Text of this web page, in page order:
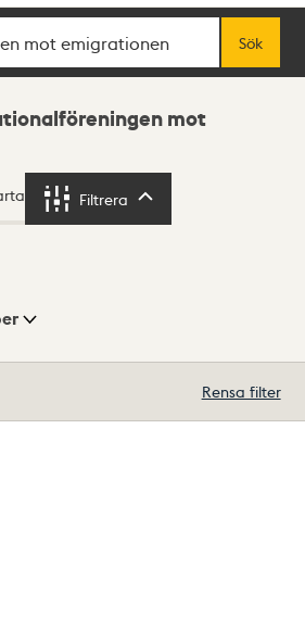
Sök
mot
Filtrera
Rensa filter